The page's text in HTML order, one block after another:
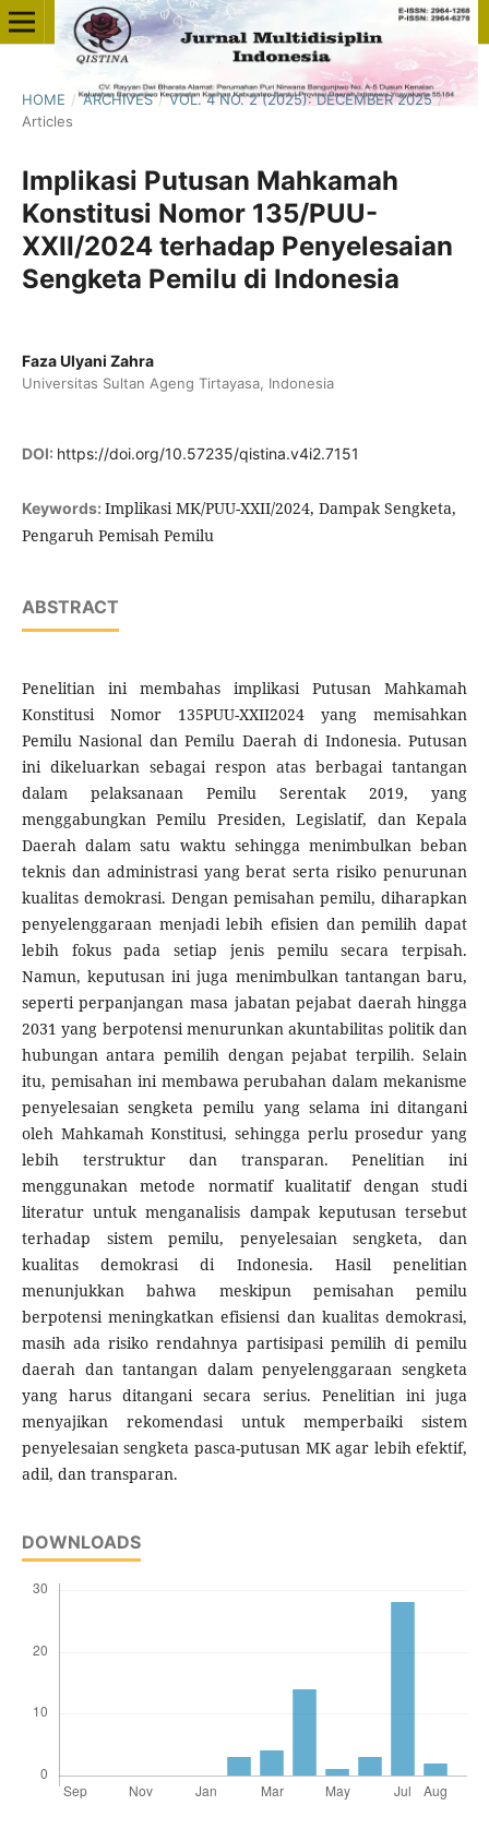
HOME / ARCHIVES / VOL. 4 NO. 2 (2025): DECEMBER 2025 /
Articles
Implikasi Putusan Mahkamah
Konstitusi Nomor 135/PUU-
XXII/2024 terhadap Penyelesaian
Sengketa Pemilu di Indonesia
Faza Ulyani Zahra
Universitas Sultan Ageng Tirtayasa, Indonesia
DOI: https://doi.org/10.57235/qistina.v4i2.7151
Keywords: Implikasi MK/PUU-XXII/2024, Dampak Sengketa,
Pengaruh Pemisah Pemilu
ABSTRACT
Penelitian ini membahas implikasi Putusan Mahkamah
Konstitusi Nomor 135PUU-XXII2024 yang memisahkan
Pemilu Nasional dan Pemilu Daerah di Indonesia. Putusan
ini dikeluarkan sebagai respon atas berbagai tantangan
dalam pelaksanaan Pemilu Serentak 2019, yang
menggabungkan Pemilu Presiden, Legislatif, dan Kepala
Daerah dalam satu waktu sehingga menimbulkan beban
teknis dan administrasi yang berat serta risiko penurunan
kualitas demokrasi. Dengan pemisahan pemilu, diharapkan
penyelenggaraan menjadi lebih efisien dan pemilih dapat
lebih fokus pada setiap jenis pemilu secara terpisah.
Namun, keputusan ini juga menimbulkan tantangan baru,
seperti perpanjangan masa jabatan pejabat daerah hingga
2031 yang berpotensi menurunkan akuntabilitas politik dan
hubungan antara pemilih dengan pejabat terpilih. Selain
itu, pemisahan ini membawa perubahan dalam mekanisme
penyelesaian sengketa pemilu yang selama ini ditangani
oleh Mahkamah Konstitusi, sehingga perlu prosedur yang
lebih terstruktur dan transparan. Penelitian ini
menggunakan metode normatif kualitatif dengan studi
literatur untuk menganalisis dampak keputusan tersebut
terhadap sistem pemilu, penyelesaian sengketa, dan
kualitas demokrasi di Indonesia. Hasil penelitian
menunjukkan bahwa meskipun pemisahan pemilu
berpotensi meningkatkan efisiensi dan kualitas demokrasi,
masih ada risiko rendahnya partisipasi pemilih di pemilu
daerah dan tantangan dalam penyelenggaraan sengketa
yang harus ditangani secara serius. Penelitian ini juga
menyajikan rekomendasi untuk memperbaiki sistem
penyelesaian sengketa pasca-putusan MK agar lebih efektif,
adil, dan transparan.
DOWNLOADS